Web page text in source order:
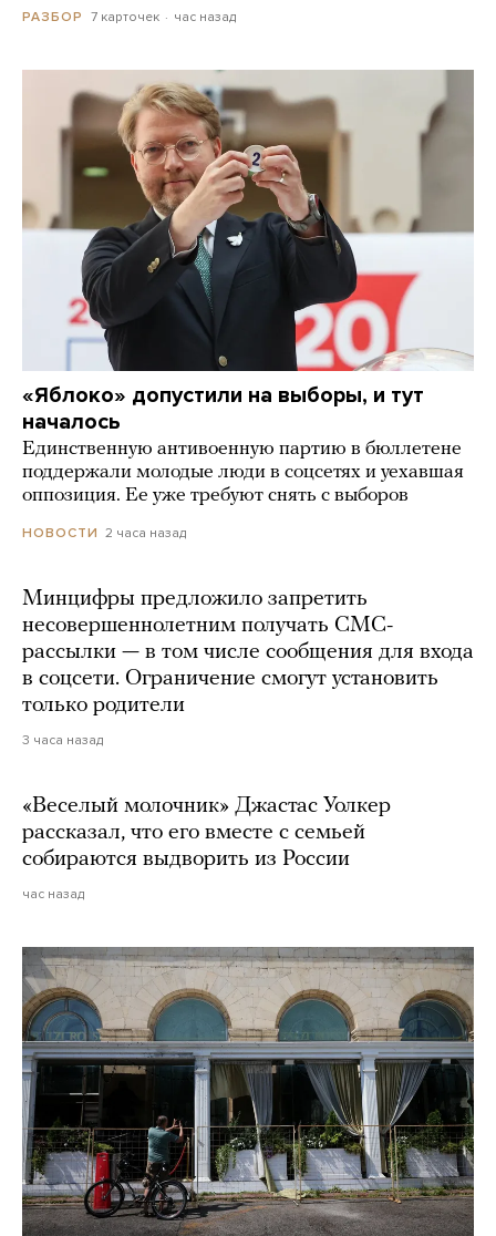
РАЗБОР 7 карточек час назад
«Яблоко» допустили на выборы, и тут
началось
Единственную антивоенную партию в бюллетене
поддержали молодые люди в соцсетях и уехавшая
оппозиция. Ее уже требуют снять с выборов
НОВОСТИ 2 часа назад
Минцифры предложило запретить
несовершеннолетним получать СМС-
рассылки — в том числе сообщения для входа
в соцсети. Ограничение смогут установить
только родители
3 часа назад
«Веселый молочник» Джастас Уолкер
рассказал, что его вместе с семьей
собираются выдворить из России
час назад